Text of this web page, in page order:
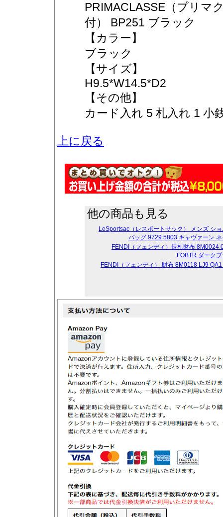
PRIMACLASSE（プリマ
付） BP251 ブラック
【カラー】
ブラック
【サイズ】
H9.5*W14.5*D2
【その他】
カード入れ 5 札入れ 1 小
上に戻る
他の商品も見る
LeSportsac（レスポートサック） メンズ シ
バッグ 9729 5803 キャヴァーン
FENDI（フェンディ）長札財布 8M0024
FOBTR ダーク
FENDI（フェンディ） 財布 8M0118 LJ9